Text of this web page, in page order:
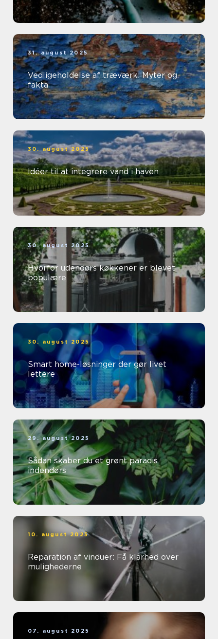
31. august 2025
Vedligeholdelse af træværk: Myter og
fakta
30. august 2025
Idéer til at integrere vand i haven
30. august 2025
Hvorfor udendørs køkkener er blevet
populære
30. august 2025
Smart home-løsninger der gør livet
lettere
29. august 2025
Sådan skaber du et grønt paradis
indendørs
10. august 2025
Reparation af vinduer: Få klarhed over
mulighederne
07. august 2025